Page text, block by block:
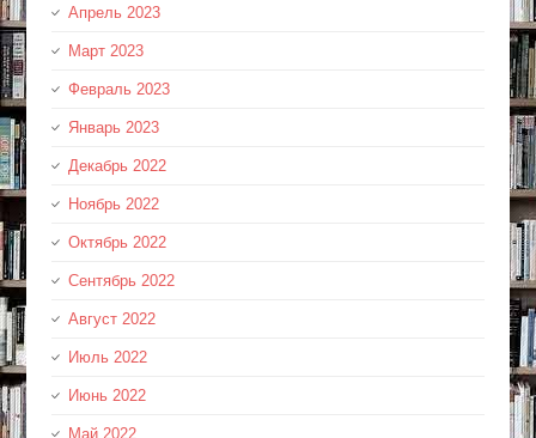
Апрель 2023
Март 2023
Февраль 2023
Январь 2023
Декабрь 2022
Ноябрь 2022
Октябрь 2022
Сентябрь 2022
Август 2022
Июль 2022
Июнь 2022
Май 2022